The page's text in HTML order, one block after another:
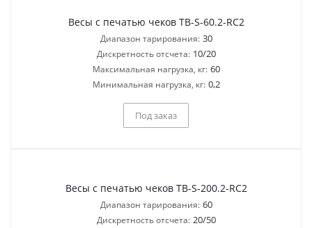
Весы с печатью чеков TB-S-60.2-RC2
Диапазон тарирования: 30
Дискретность отсчета: 10/20
Максимальная нагрузка, кг: 60
Минимальная нагрузка, кг: 0,2
Под заказ
Весы с печатью чеков TB-S-200.2-RC2
Диапазон тарирования: 60
Дискретность отсчета: 20/50